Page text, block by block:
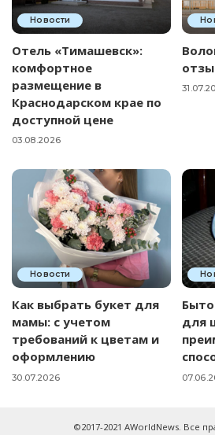
Новости
Отель «Тимашевск»:
комфортное
размещение в
Краснодарском крае по
доступной цене
03.08.2026
Новости
Как выбрать букет для
мамы: с учетом
требований к цветам и
оформлению
30.07.2026
для
©2017-2021 AWorldNews. Все